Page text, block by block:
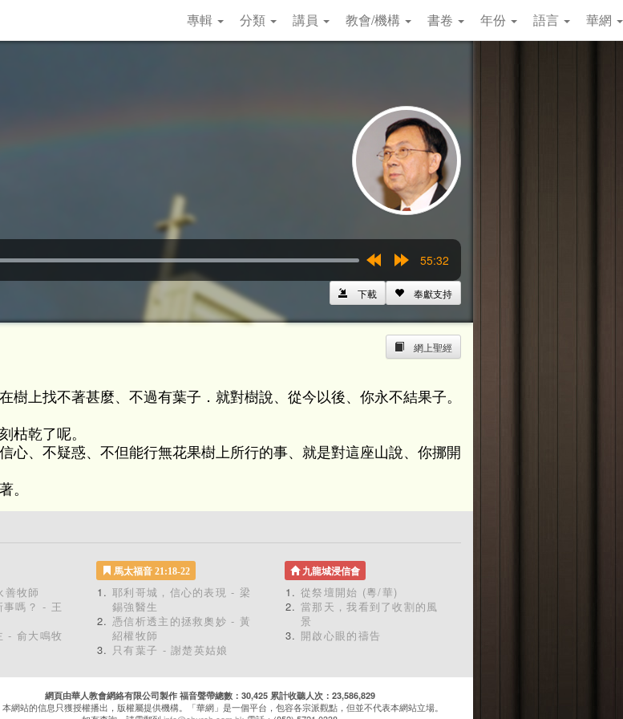
專輯 分類 講員 教會/機構 書卷 年份 語言 華網
15s
15s
55:32
奉獻支持
下載
網上聖經
樹上找不著甚麼、不過有葉子．就對樹說、從今以後、你永不結果子。
枯乾了呢。
心、不疑惑、不但能行無花果樹上所行的事、就是對這座山說、你挪開
。
善牧師
事嗎？ - 王
- 俞大鳴牧
馬太福音 21:18-22
耶利哥城，信心的表現 - 梁
錫強醫生
憑信析透主的拯救奧妙 - 黃
紹權牧師
只有葉子 - 謝楚英姑娘
九龍城浸信會
從祭壇開始 (粵/華)
當那天，我看到了收割的風
景
開啟心眼的禱告
網頁由華人教會網絡有限公司製作 福音聲帶總數：30,425 累計收聽人次：23,586,829
網站的信息只獲授權播出，版權屬提供機構。「華網」是一個平台，包容各宗派觀點，但並不代表本網站立場。